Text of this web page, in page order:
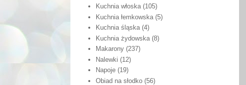
Kuchnia włoska (105)
Kuchnia łemkowska (5)
Kuchnia śląska (4)
Kuchnia żydowska (8)
Makarony (237)
Nalewki (12)
Napoje (19)
Obiad na słodko (56)